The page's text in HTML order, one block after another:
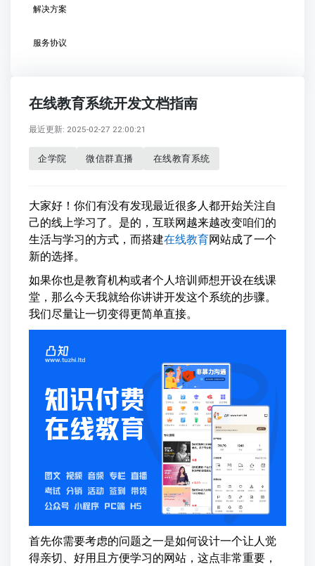
解决方案
服务协议
在线教育系统开发文档指南
最近更新: 2025-02-27 22:00:21
企学院 微信群直播 在线教育系统
大家好！你们有没有发现最近很多人都开始关注自
己的线上学习了。是的，互联网越来越改变咱们的
生活与学习的方式，而搭建在线教育网站成了一个
新的选择。
如果你也是教育机构或者个人培训师想开设在线课
堂，那么今天我就给你讲讲开发这个系统的步骤。
我们尽量让一切变得更简单直接。
首先你需要考虑的问题之一是如何设计一个让人觉
得亲切、好用且方便学习的网站，这点非常重要，